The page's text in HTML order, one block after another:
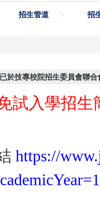
招生管道 招
於技專校院招生委員會聯合
試入學招生
https://